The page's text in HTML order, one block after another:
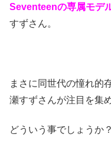
Seventeenの専属モデ
すずさん。
まさに同世代の憧れ的
瀬すずさんが注目を集
どういう事でしょうか